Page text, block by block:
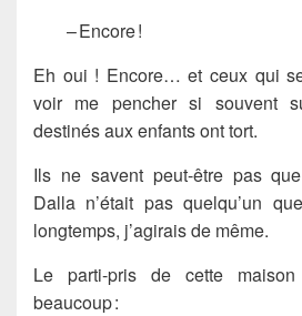
– Encore !
Eh oui ! Encore… et ceux qui
voir me pencher si souvent
destinés aux enfants ont tort.
Ils ne savent peut-être pas
Dalla n’était pas quelqu’un
longtemps, j’agirais de même.
Le parti-pris de cette
beaucoup :